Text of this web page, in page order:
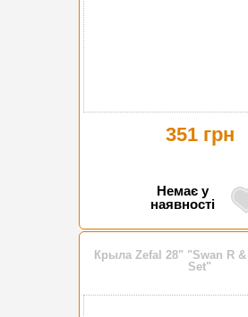
351 грн
Немає у
наявності
Крыла Zefal 28" "Swan R
Set"